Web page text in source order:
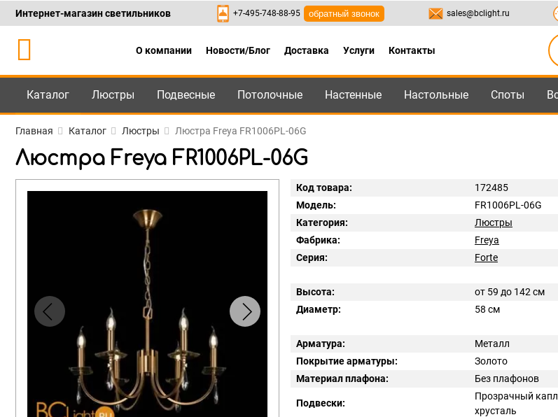
Каталог +7-495-748-88-95 ,8-800-550-95-45 sales@bclight.ru
Интернет-магазин светильников +7-495-748-88-95 обратный звонок sales@bclight.ru
О компании Новости/Блог Доставка Услуги Контакты
Каталог Люстры Подвесные Потолочные Настенные Настольные Споты
Главная Каталог Люстры Люстра Freya FR1006PL-06G
Люстра Freya FR1006PL-06G
Код товара:
172485
Модель:
FR1006PL-06G
Категория:
Люстры
Фабрика:
Freya
Серия:
Forte
Высота:
от 59 до 142 см
Диаметр:
58 см
Арматура:
Металл
Покрытие арматуры:
Золото
Материал плафона:
Без плафонов
Подвески:
Прозрачный
хрусталь